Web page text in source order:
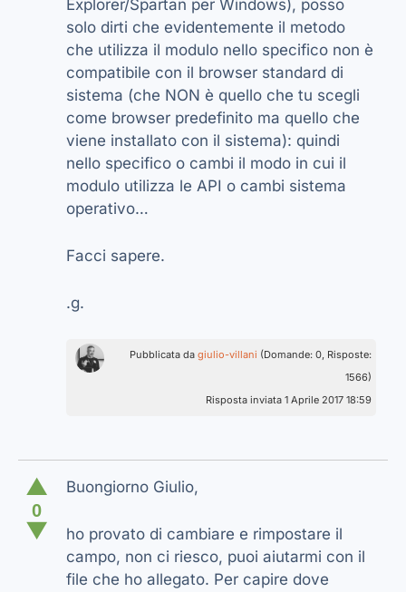
Explorer/Spartan per Windows), posso
solo dirti che evidentemente il metodo
che utilizza il modulo nello specifico non è
compatibile con il browser standard di
sistema (che NON è quello che tu scegli
come browser predefinito ma quello che
viene installato con il sistema): quindi
nello specifico o cambi il modo in cui il
modulo utilizza le API o cambi sistema
operativo…
Facci sapere.
.g.
Pubblicata da giulio-villani (Domande: 0, Risposte:
1566)
Risposta inviata 1 Aprile 2017 18:59
▲
0
▼
Buongiorno Giulio,
ho provato di cambiare e rimpostare il
campo, non ci riesco, puoi aiutarmi con il
file che ho allegato. Per capire dove